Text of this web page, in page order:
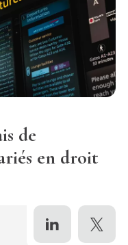
de
en droit